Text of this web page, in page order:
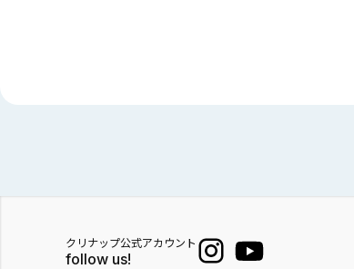
クリナップ公式アカウント
follow us!